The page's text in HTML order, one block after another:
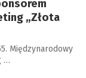
„Złota
Międzynarodowy
…